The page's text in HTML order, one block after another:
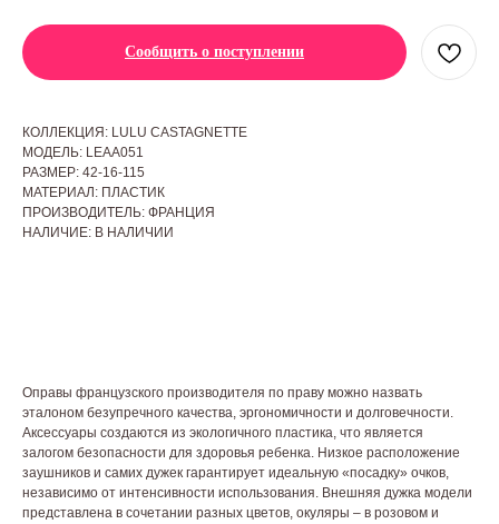
Сообщить о поступлении
КОЛЛЕКЦИЯ: LULU CASTAGNETTE
МОДЕЛЬ: LEAA051
РАЗМЕР: 42-16-115
МАТЕРИАЛ: ПЛАСТИК
ПРОИЗВОДИТЕЛЬ: ФРАНЦИЯ
НАЛИЧИЕ: В НАЛИЧИИ
Оправы французского производителя по праву можно назвать
эталоном безупречного качества, эргономичности и долговечности.
Аксессуары создаются из экологичного пластика, что является
залогом безопасности для здоровья ребенка. Низкое расположение
заушников и самих дужек гарантирует идеальную «посадку» очков,
независимо от интенсивности использования. Внешняя дужка модели
представлена в сочетании разных цветов, окуляры – в розовом и